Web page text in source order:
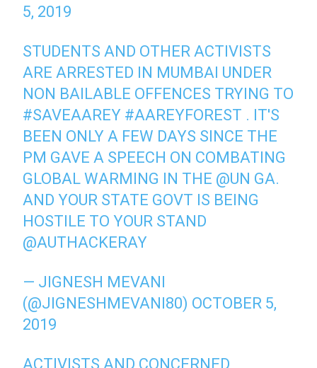
5, 2019
STUDENTS AND OTHER ACTIVISTS
ARE ARRESTED IN MUMBAI UNDER
NON BAILABLE OFFENCES TRYING TO
#SAVEAAREY #AAREYFOREST . IT'S
BEEN ONLY A FEW DAYS SINCE THE
PM GAVE A SPEECH ON COMBATING
GLOBAL WARMING IN THE @UN GA.
AND YOUR STATE GOVT IS BEING
HOSTILE TO YOUR STAND
@AUTHACKERAY
— JIGNESH MEVANI
(@JIGNESHMEVANI80) OCTOBER 5,
2019
ACTIVISTS AND CONCERNED